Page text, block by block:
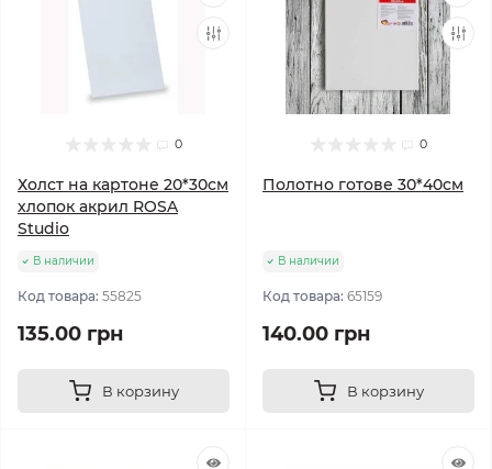
0
Холст на картоне 20*30см
хлопок акрил ROSA
Studio
В наличии
Код товара: 55825
135.00 грн
В корзину
0
Полотно готове 30*40см
В наличии
Код товара: 65159
140.00 грн
В корзину